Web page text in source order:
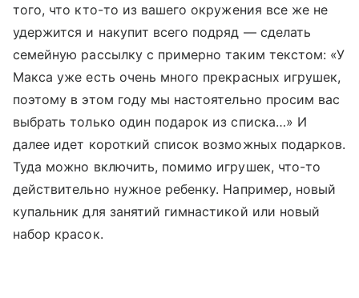
того, что кто-то из вашего окружения все же не
удержится и накупит всего подряд — сделать
семейную рассылку с примерно таким текстом: «У
Макса уже есть очень много прекрасных игрушек,
поэтому в этом году мы настоятельно просим вас
выбрать только один подарок из списка…» И
далее идет короткий список возможных подарков.
Туда можно включить, помимо игрушек, что-то
действительно нужное ребенку. Например, новый
купальник для занятий гимнастикой или новый
набор красок.